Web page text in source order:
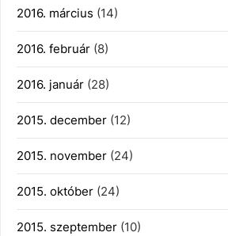
2016. március (14)
2016. február (8)
2016. január (28)
2015. december (12)
2015. november (24)
2015. október (24)
2015. szeptember (10)